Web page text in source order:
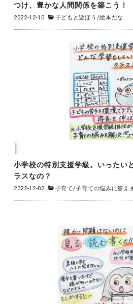
つけ、豊かな人間関係を築こう！
2022-12-10 子どもと遊ぼう /絵本だな
小学校の特別支援学級。いったい
ラスなの？
2022-12-02 子育て/子育ての悩みに答え